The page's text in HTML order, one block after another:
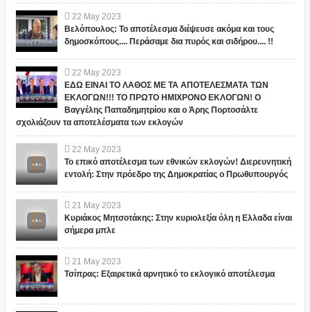
22 May 2023
Βελόπουλος: Το αποτέλεσμα διέψευσε ακόμα και τους
δημοσκόπους.... Περάσαμε δια πυρός και σιδήρου.... !!
22 May 2023
ΕΔΩ ΕΙΝΑΙ ΤΟ ΛΑΘΟΣ ΜΕ ΤΑ ΑΠΟΤΕΛΕΣΜΑΤΑ ΤΩΝ
ΕΚΛΟΓΩΝ!!! ΤΟ ΠΡΩΤΟ ΗΜΙΧΡΟΝΟ ΕΚΛΟΓΩΝ! Ο
Βαγγέλης Παπαδημητρίου και ο Άρης Πορτοσάλτε
σχολιάζουν τα αποτελέσματα των εκλογών
22 May 2023
Το επικό αποτέλεσμα των εθνικών εκλογών! Διερευνητική
εντολή: Στην πρόεδρο της Δημοκρατίας ο Πρωθυπουργός
21 May 2023
Κυριάκος Μητσοτάκης: Στην κυριολεξία όλη η Ελλαδα είναι
σήμερα μπλε
21 May 2023
Τσίπρας: Εξαιρετικά αρνητικό το εκλογικό αποτέλεσμα